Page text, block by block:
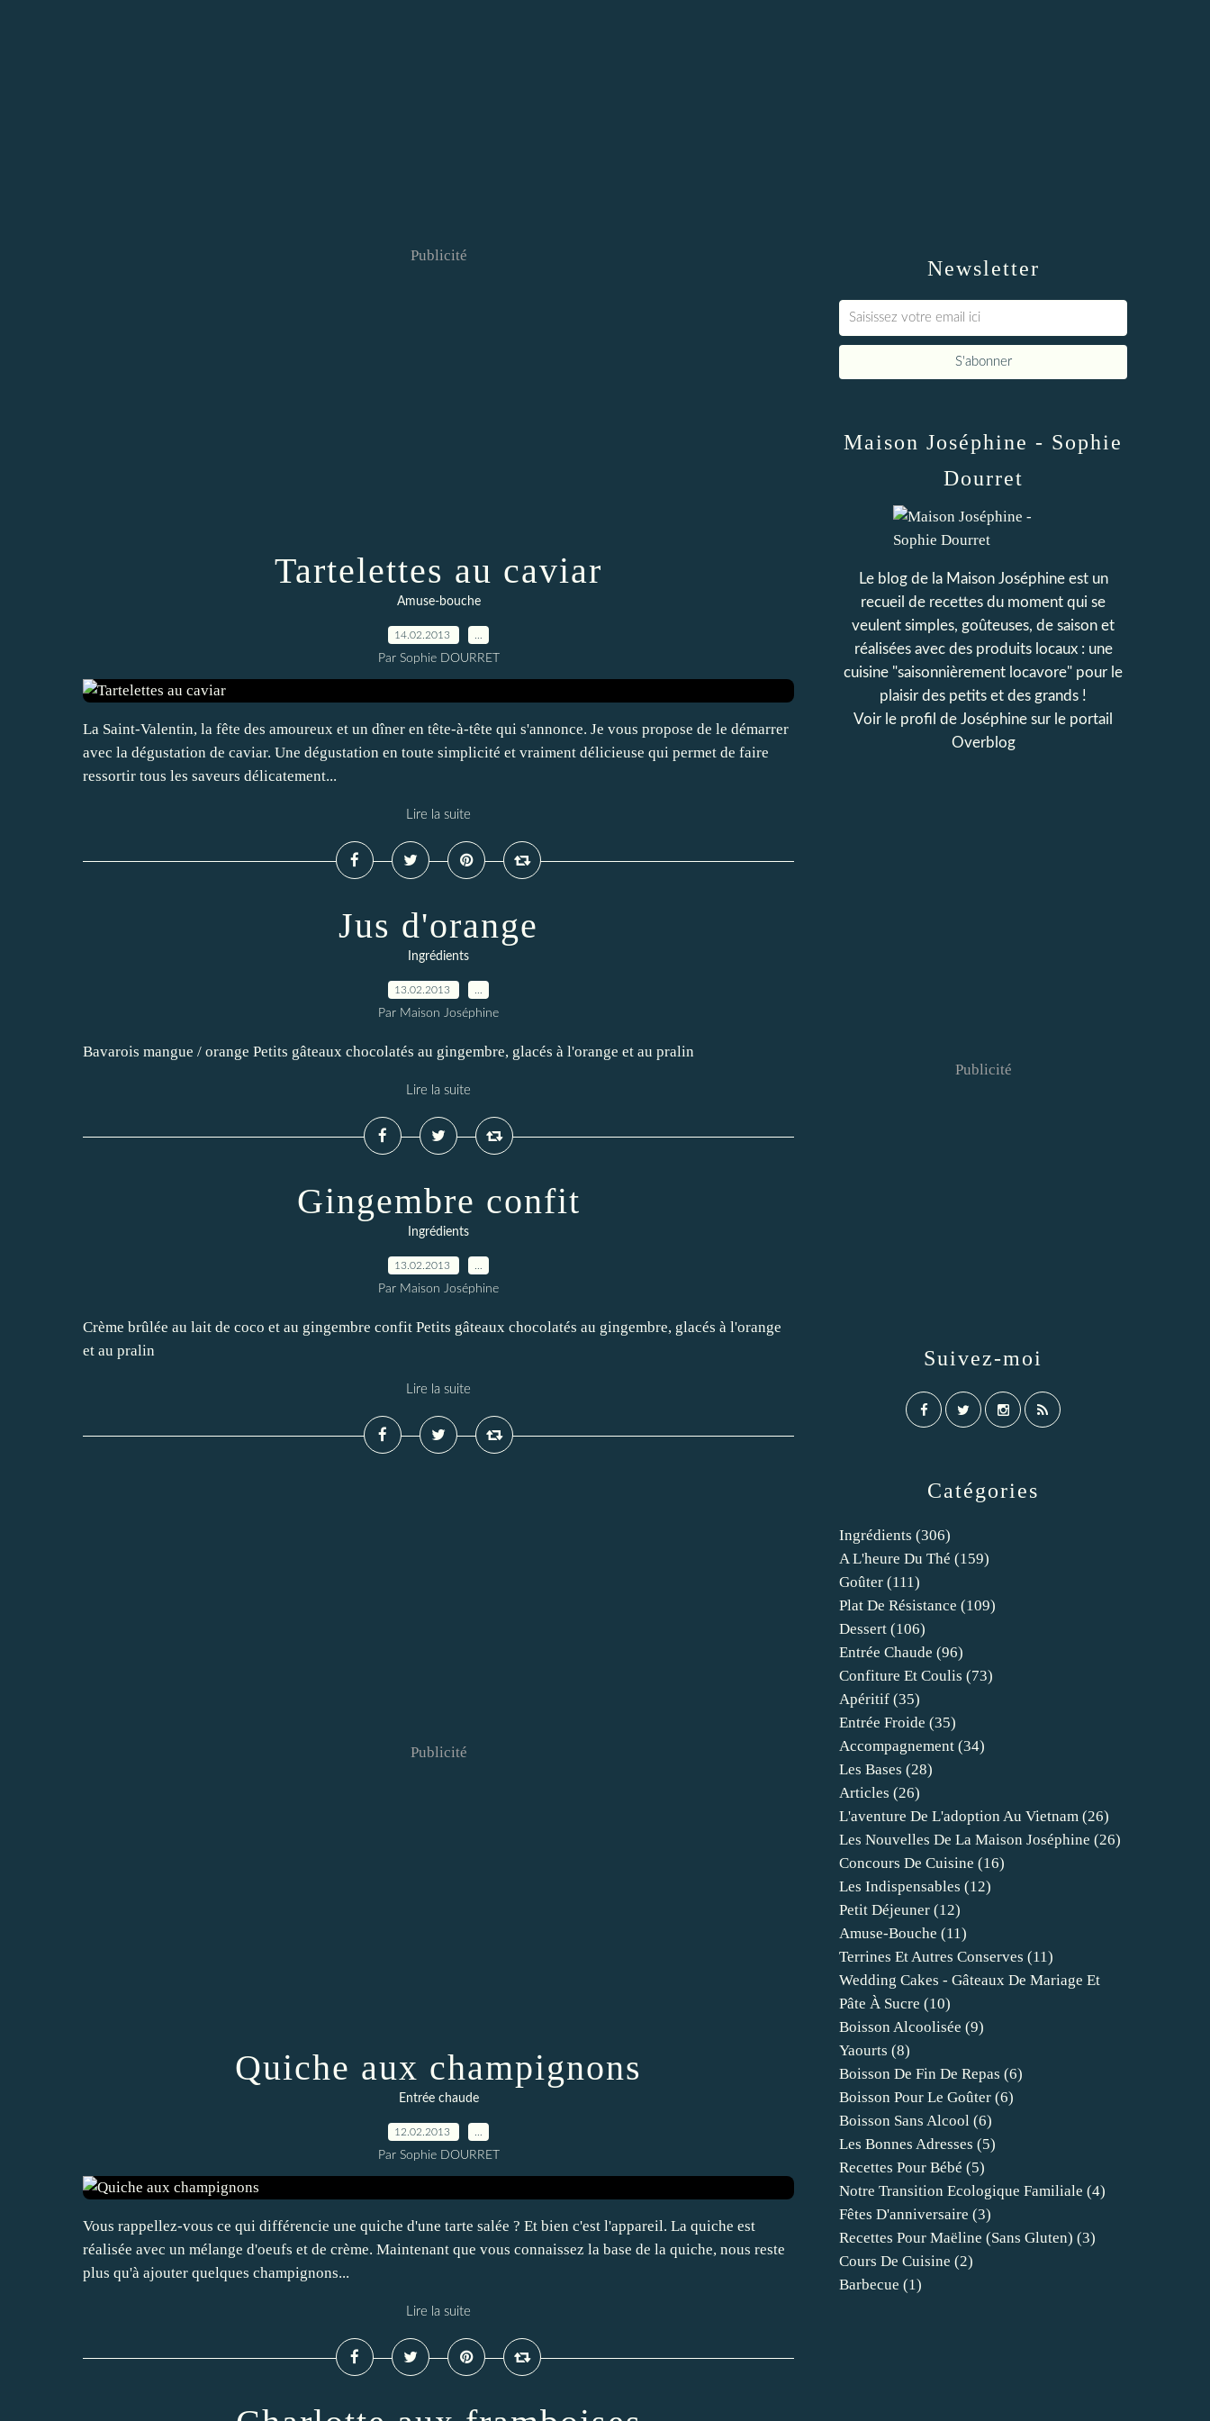
Publicité
Tartelettes au caviar
Amuse-bouche
14.02.2013
Par Sophie DOURRET
La Saint-Valentin, la fête des amoureux et un dîner en tête-à-tête qui s'annonce. Je vous propose de le démarrer
avec la dégustation de caviar. Une dégustation en toute simplicité et vraiment délicieuse qui permet de faire
ressortir tous les saveurs délicatement...
Lire la suite
Jus d'orange
Ingrédients
13.02.2013
Par Maison Joséphine
Bavarois mangue / orange Petits gâteaux chocolatés au gingembre, glacés à l'orange et au pralin
Lire la suite
Gingembre confit
Ingrédients
13.02.2013
Par Maison Joséphine
Crème brûlée au lait de coco et au gingembre confit Petits gâteaux chocolatés au gingembre, glacés à l'orange
et au pralin
Lire la suite
Publicité
Quiche aux champignons
Entrée chaude
12.02.2013
Par Sophie DOURRET
Vous rappellez-vous ce qui différencie une quiche d'une tarte salée ? Et bien c'est l'appareil. La quiche est
réalisée avec un mélange d'oeufs et de crème. Maintenant que vous connaissez la base de la quiche, nous reste
plus qu'à ajouter quelques champignons...
Lire la suite
Newsletter
Catégories
Ingrédients (306)
A L'heure Du Thé (159)
Goûter (111)
Plat De Résistance (109)
Dessert (106)
Entrée Chaude (96)
Confiture Et Coulis (73)
Apéritif (35)
Entrée Froide (35)
Accompagnement (34)
Les Bases (28)
Articles (26)
L'aventure De L'adoption Au Vietnam (26)
Les Nouvelles De La Maison Joséphine (26)
Concours De Cuisine (16)
Les Indispensables (12)
Petit Déjeuner (12)
Amuse-Bouche (11)
Terrines Et Autres Conserves (11)
Wedding Cakes - Gâteaux De Mariage Et
Pâte À Sucre (10)
Boisson Alcoolisée (9)
Yaourts (8)
Boisson De Fin De Repas (6)
Boisson Pour Le Goûter (6)
Boisson Sans Alcool (6)
Les Bonnes Adresses (5)
Recettes Pour Bébé (5)
Notre Transition Ecologique Familiale (4)
Fêtes D'anniversaire (3)
Recettes Pour Maëline (sans Gluten) (3)
Cours De Cuisine (2)
Barbecue (1)
Maison Joséphine - Sophie
Dourret
Le blog de la Maison Joséphine est un
recueil de recettes du moment qui se
veulent simples, goûteuses, de saison et
réalisées avec des produits locaux : une
cuisine "saisonnièrement locavore" pour le
plaisir des petits et des grands !
Voir le profil de Joséphine sur le portail
Overblog
Suivez-moi
Publicité